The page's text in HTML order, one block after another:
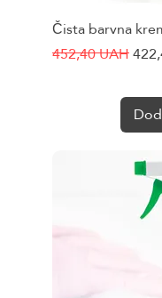
Čista barvna
Redna cena
452,40 UAH